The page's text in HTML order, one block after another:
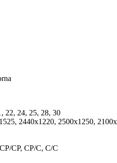
22, 24, 25, 28, 30
2440х1220, 2500x1250,
CP, CP/C, C/C